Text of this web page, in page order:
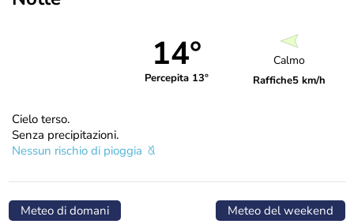
14°
Percepita 13°
Calmo
Raffiche5 km/h
Cielo terso.
Senza precipitazioni.
Nessun rischio di pioggia
Meteo di domani Meteo del weekend